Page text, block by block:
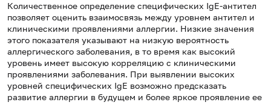
Количественное определение специфических IgE-антител
позволяет оценить взаимосвязь между уровнем антител и
клиническими проявлениями аллергии. Низкие значения
этого показателя указывают на низкую вероятность
аллергического заболевания, в то время как высокий
уровень имеет высокую корреляцию с клиническими
проявлениями заболевания. При выявлении высоких
уровней специфических IgE возможно предсказать
развитие аллергии в будущем и более яркое проявление ее